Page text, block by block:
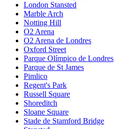
London Stansted
Marble Arch
Notting Hill
O2 Arena
O2 Arena de Londres
Oxford Street
Parque Olímpico de Londres
Parque de St James
Pimlico
Regent's Park
Russell Square
Shoreditch
Sloane Square
Stade de Stamford Bridge